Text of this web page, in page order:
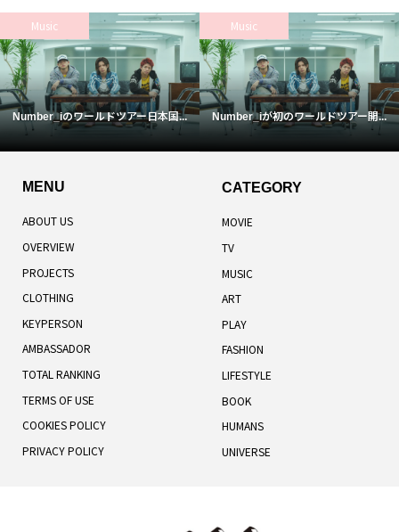
Music
Number_iのワールドツアー日本国...
Music
Number_iが初のワールドツアー開...
MENU
ABOUT US
OVERVIEW
PROJECTS
CLOTHING
KEYPERSON
AMBASSADOR
TOTAL RANKING
TERMS OF USE
COOKIES POLICY
PRIVACY POLICY
CATEGORY
MOVIE
TV
MUSIC
ART
PLAY
FASHION
LIFESTYLE
BOOK
HUMANS
UNIVERSE